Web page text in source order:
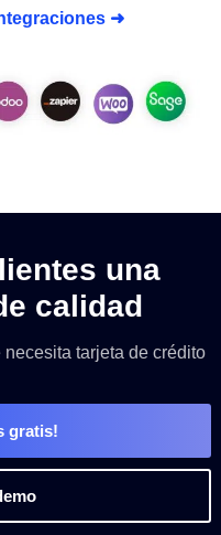
➜
una
calidad
tarjeta de crédito
gratis!